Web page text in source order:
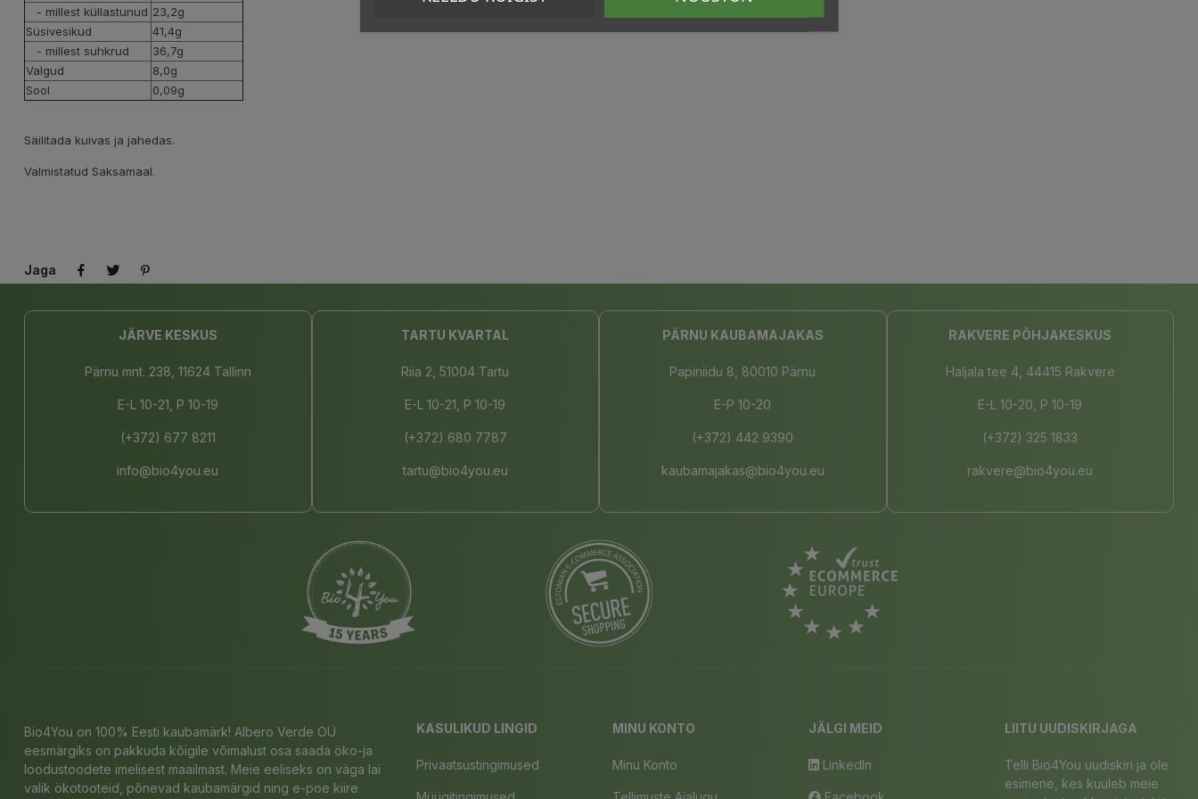
- millest küllastunud 23,2g
Süsivesikud
41,4g
- millest suhkrud
36,7g
Valgud
8,0g
Sool
0,09g
Säilitada kuivas ja jahedas.
Valmistatud Saksamaal.
Jaga
JÄRVE KESKUS
Pärnu mnt. 238, 11624 Tallinn
E-L 10-21, P 10-19
(+372) 677 8211
info@bio4you.eu
TARTU KVARTAL
Riia 2, 51004 Tartu
E-L 10-21, P 10-19
(+372) 680 7787
tartu@bio4you.eu
PÄRNU KAUBAMAJAKAS
Papiniidu 8, 80010 Pärnu
E-P 10-20
(+372) 442 9390
kaubamajakas@bio4you.eu
RAKVERE PÕHJAKESKUS
Haljala tee 4, 44415 Rakvere
E-L 10-20, P 10-19
(+372) 325 1833
rakvere@bio4you.eu
Bio4You on 100% Eesti kaubamärk! Albero Verde OÜ
eesmärgiks on pakkuda kõigile võimalust osa saada öko-ja
loodustoodete imelisest maailmast. Meie eeliseks on väga lai
valik ökotooteid, põnevad kaubamärgid ning e-poe kiire
KASULIKUD LINGID
Privaatsustingimused
MINU KONTO
Minu Konto
JÄLGI MEID
LinkedIn
LIITU UUDISKIRJAGA
Telli Bio4You uudiskiri ja ole
esimene, kes kuuleb meie